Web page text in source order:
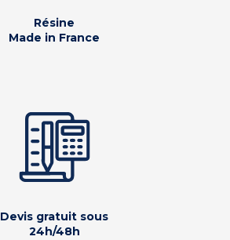
Résine
Made in France
Devis gratuit sous
24h/48h